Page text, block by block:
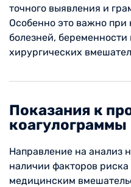
точного выявления и
Особенно это важно при
болезней,
хирургических
Показания к
коагулограммы
Направление на анализ
наличии факторов
медицинским